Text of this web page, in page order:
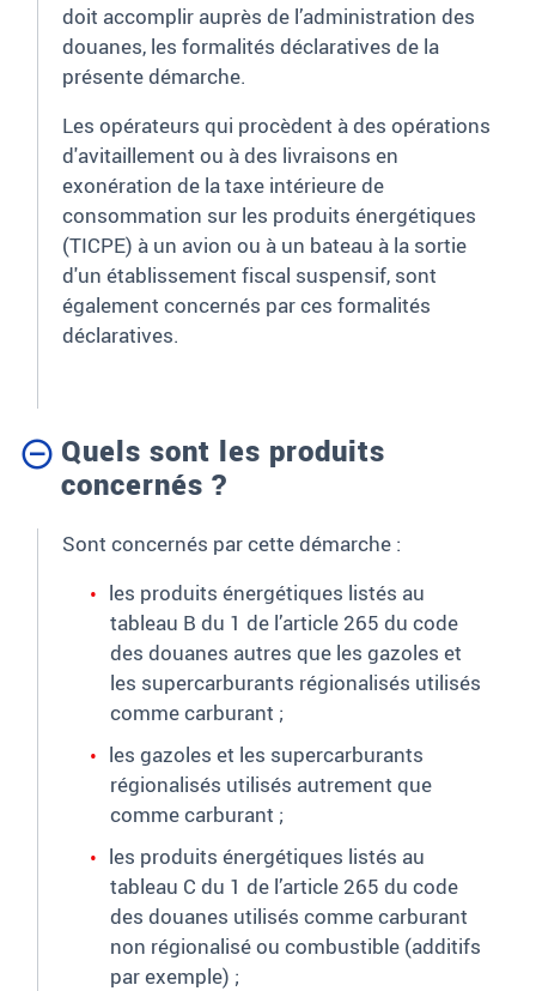
doit accomplir auprès de l’administration des
douanes, les formalités déclaratives de la
présente démarche.
Les opérateurs qui procèdent à des opérations
d'avitaillement ou à des livraisons en
exonération de la taxe intérieure de
consommation sur les produits énergétiques
(TICPE) à un avion ou à un bateau à la sortie
d'un établissement fiscal suspensif, sont
également concernés par ces formalités
déclaratives.
Quels sont les produits
concernés ?
Sont concernés par cette démarche :
les produits énergétiques listés au
tableau B du 1 de l’article 265 du code
des douanes autres que les gazoles et
les supercarburants régionalisés utilisés
comme carburant ;
les gazoles et les supercarburants
régionalisés utilisés autrement que
comme carburant ;
les produits énergétiques listés au
tableau C du 1 de l’article 265 du code
des douanes utilisés comme carburant
non régionaliséou combustible (additifs
par exemple) ;